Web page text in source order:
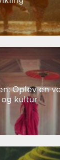
Oplev en
kultur